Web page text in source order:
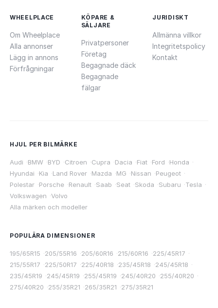
WHEELPLACE
Om Wheelplace
Alla annonser
Lägg in annons
Förfrågningar
KÖPARE &
SÄLJARE
Privatpersoner
Företag
Begagnade däck
Begagnade
fälgar
JURIDISKT
Allmänna villkor
Integritetspolicy
Kontakt
HJUL PER BILMÄRKE
Audi ·BMW ·BYD ·Citroen ·Cupra ·Dacia ·Fiat ·Ford ·Honda ·
Hyundai ·Kia ·Land Rover ·Mazda ·MG ·Nissan ·Peugeot ·
Polestar ·Porsche ·Renault ·Saab ·Seat ·Skoda ·Subaru ·Tesla ·
Volkswagen ·Volvo
Alla märken och modeller
POPULÄRA DIMENSIONER
195/65R15 ·205/55R16 ·205/60R16 ·215/60R16 ·225/45R17 ·
215/55R17 ·225/50R17 ·225/40R18 ·235/45R18 ·245/45R18 ·
235/45R19 ·245/45R19 ·255/45R19 ·245/40R20 ·255/40R20 ·
275/40R20 ·255/35R21 ·265/35R21 ·275/35R21